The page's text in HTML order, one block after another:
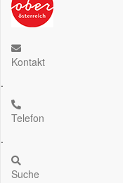
Kontakt
.
Telefon
.
Suche